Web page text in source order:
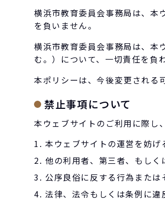
横浜市教育委員会事務局は、本
を負いません。
横浜市教育委員会事務局は、本
む。）について、一切責任を負
本ポリシーは、今後変更される
禁止事項について
本ウェブサイトのご利用に際し
1. 本ウェブサイトの運営を妨げ
2. 他の利用者、第三者、もしく
3. 公序良俗に反する行為または
4. 法律、法令もしくは条例に違